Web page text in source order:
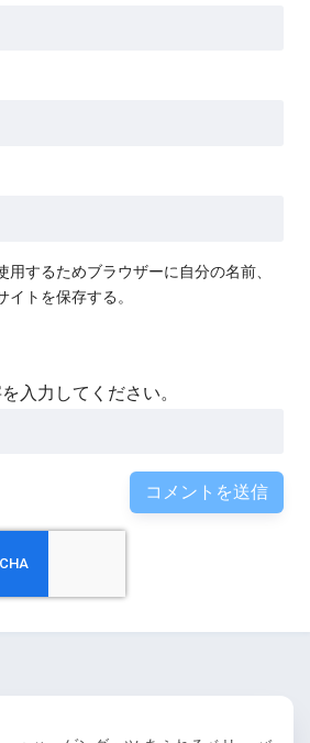
用するためブラウザーに自分の名前、
イトを保存する。
入力してください。